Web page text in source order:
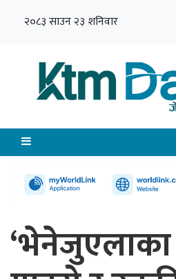
२०८३ साउन २३ शनिवार
‘भेनेजुएलाका